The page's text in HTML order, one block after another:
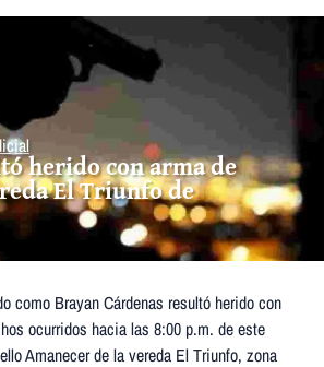
herido con arma de
El Triunfo de
como Brayan Cárdenas resultó herido con
ocurridos hacia las 8:00 p.m. de este
Amanecer de la vereda El Triunfo, zona